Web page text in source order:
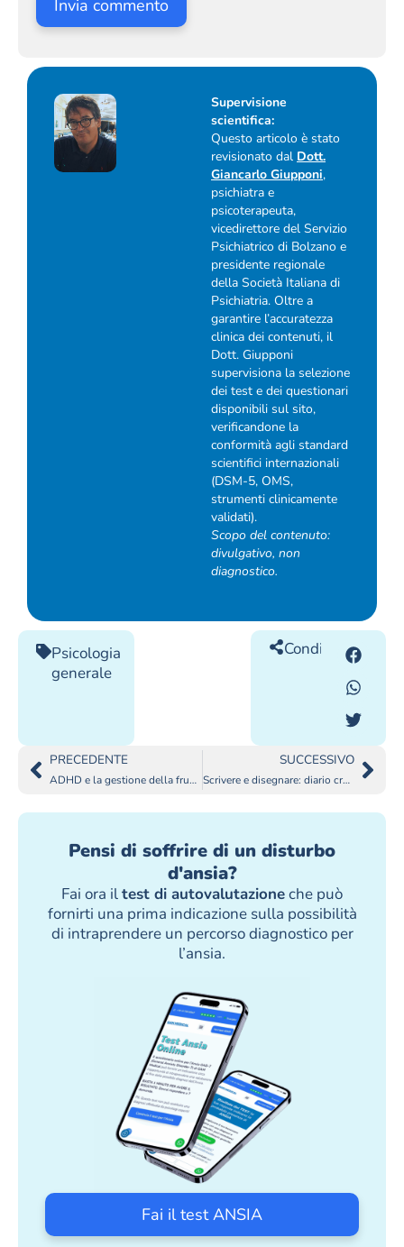
Supervisione
scientifica:
Questo articolo è stato
revisionato dal Dott.
Giancarlo Giupponi,
psichiatra e
psicoterapeuta,
vicedirettore del Servizio
Psichiatrico di Bolzano e
presidente regionale
della Società Italiana di
Psichiatria. Oltre a
garantire l’accuratezza
clinica dei contenuti, il
Dott. Giupponi
supervisiona la selezione
dei test e dei questionari
disponibili sul sito,
verificandone la
conformità agli standard
scientifici internazionali
(DSM-5, OMS,
strumenti clinicamente
validati).
Scopo del contenuto:
divulgativo, non
diagnostico.
Psicologia
generale
Condividilo
PRECEDENTE
ADHD e la gestione della frustrazione nei bambini
SUCCESSIVO
Scrivere e disegnare: diario creativo per gestire l’ansia
Pensi di soffrire di un disturbo
d'ansia?
Fai ora iltest di autovalutazioneche può
fornirti una prima indicazione sulla possibilità
di intraprendere un percorso diagnostico per
l’ansia.
Fai il test ANSIA